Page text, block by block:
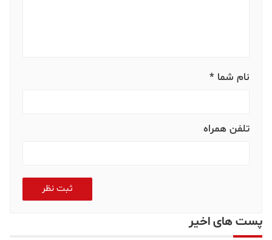
نام شما *
تلفن همراه
ثبت نظر
پست های اخیر